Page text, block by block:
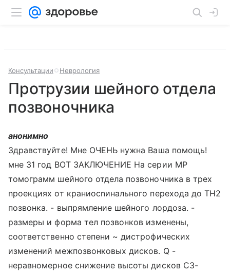
Консультации Неврология
Протрузии шейного отдела
позвоночника
анонимно
Здравствуйте! Мне ОЧЕНЬ нужна Ваша помощь!
мне 31 год ВОТ ЗАКЛЮЧЕНИЕ На серии МР
томограмм шейного отдела позвоночника в трех
nроекциях от краниосnинального перехода до ТН2
позвонка. - выпрямление шейного лордоза. -
размеры и форма тел позвонков изменены,
соответственно степени ~ дистрофических
изменений межпозвонковых дисков. Q -
неравномерное снижение высоты дисков СЗ-